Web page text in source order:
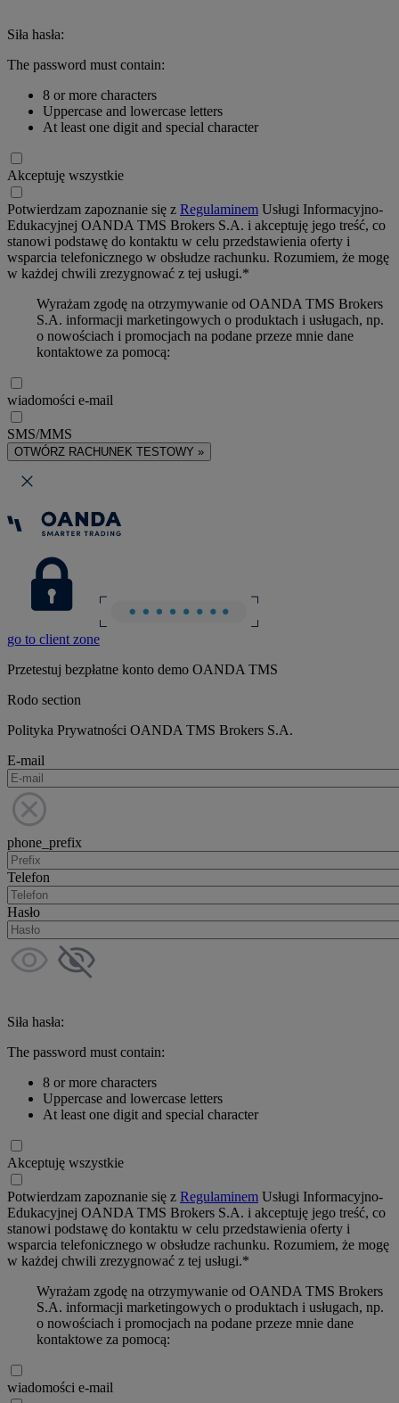
Siła hasła:
The password must contain:
8 or more characters
Uppercase and lowercase letters
At least one digit and special character
Akceptuję wszystkie
Potwierdzam zapoznanie się z Regulaminem Usługi Informacyjno-
Edukacyjnej OANDA TMS Brokers S.A. i akceptuję jego treść, co
stanowi podstawę do kontaktu w celu przedstawienia oferty i
wsparcia telefonicznego w obsłudze rachunku. Rozumiem, że mogę
w każdej chwili zrezygnować z tej usługi.*
Wyrażam zgodę na otrzymywanie od OANDA TMS Brokers
S.A. informacji marketingowych o produktach i usługach, np.
o nowościach i promocjach na podane przeze mnie dane
kontaktowe za pomocą:
wiadomości e-mail
SMS/MMS
OTWÓRZ RACHUNEK TESTOWY »
go to client zone
Przetestuj bezpłatne konto demo OANDA TMS
Rodo section
Polityka Prywatności OANDA TMS Brokers S.A.
E-mail
phone_prefix
Telefon
Hasło
Siła hasła:
The password must contain:
8 or more characters
Uppercase and lowercase letters
At least one digit and special character
Akceptuję wszystkie
Potwierdzam zapoznanie się z Regulaminem Usługi Informacyjno-
Edukacyjnej OANDA TMS Brokers S.A. i akceptuję jego treść, co
stanowi podstawę do kontaktu w celu przedstawienia oferty i
wsparcia telefonicznego w obsłudze rachunku. Rozumiem, że mogę
w każdej chwili zrezygnować z tej usługi.*
Wyrażam zgodę na otrzymywanie od OANDA TMS Brokers
S.A. informacji marketingowych o produktach i usługach, np.
o nowościach i promocjach na podane przeze mnie dane
kontaktowe za pomocą:
wiadomości e-mail